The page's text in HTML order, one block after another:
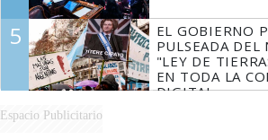
5
EL GOBIERNO
PULSEADA DEL
"LEY DE
EN TODA LA
DIGITAL
Espacio Publicitario